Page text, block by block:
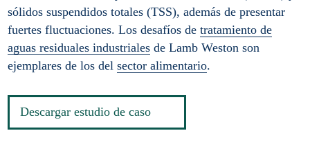
sólidos suspendidos totales (TSS), además de presentar
fuertes fluctuaciones. Los desafíos detratamiento de
aguas residuales industriales de Lamb Weston son
ejemplares de los delsector alimentario.
Descargar estudio de caso